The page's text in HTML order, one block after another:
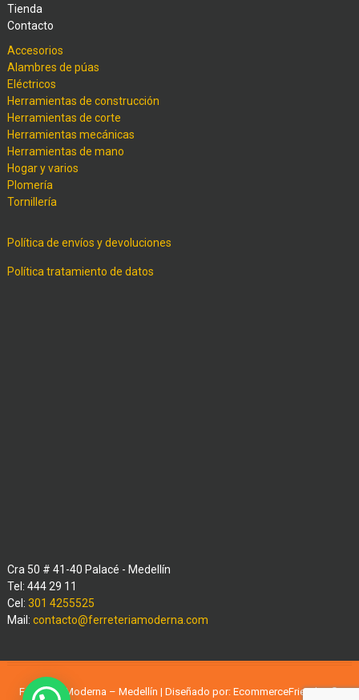
Tienda
Contacto
Accesorios
Alambres de púas
Eléctricos
Herramientas de construcción
Herramientas de corte
Herramientas mecánicas
Herramientas de mano
Hogar y varios
Plomería
Tornillería
Política de envíos y devoluciones
Política tratamiento de datos
Cra 50 # 41-40 Palacé - Medellín
Tel: 444 29 11
Cel: 301 4255525
Mail: contacto@ferreteriamoderna.com
Ferreteria Moderna – Medellín | Diseñado por:EcommerceFriends| ©